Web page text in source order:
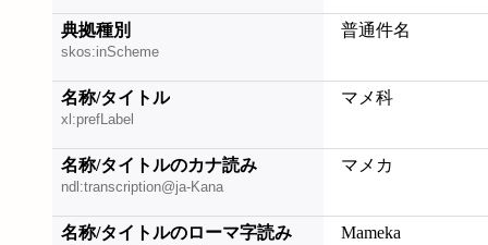
典拠種別
skos:inScheme
普通件名
名称/タイトル
xl:prefLabel
マメ科
名称/タイトルのカナ読み
ndl:transcription@ja-Kana
マメカ
名称/タイトルのローマ字読み Mameka